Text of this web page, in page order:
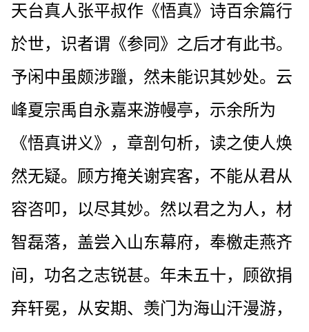
天台真人张平叔作《悟真》诗百余篇行
於世，识者谓《参同》之后才有此书。
予闲中虽颇涉躐，然未能识其妙处。云
峰夏宗禹自永嘉来游幔亭，示余所为
《悟真讲义》，章剖句析，读之使人焕
然无疑。顾方掩关谢宾客，不能从君从
容咨叩，以尽其妙。然以君之为人，材
智磊落，盖尝入山东幕府，奉檄走燕齐
间，功名之志锐甚。年未五十，顾欲捐
弃轩冕，从安期、羡门为海山汗漫游，